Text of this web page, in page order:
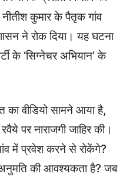
नीतीश कुमार के पैतृक गांव
ने रोक दिया। यह घटना
के ‘सिग्नेचर अभियान’ के
का वीडियो सामने आया है,
पर नाराजगी जाहिर की।
में प्रवेश करने से रोकेंगे?
की आवश्यकता है? जब